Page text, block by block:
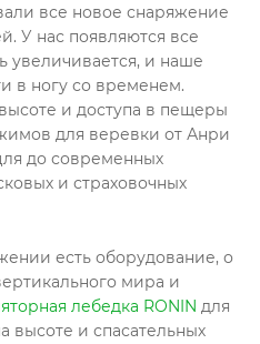
все новое снаряжение
У нас появляются все
увеличивается, и наше
в ногу со временем.
и доступа в пещеры
для веревки от Анри
до современных
и страховочных
есть оборудование, о
мира и
лебедка RONIN для
высоте и спасательных